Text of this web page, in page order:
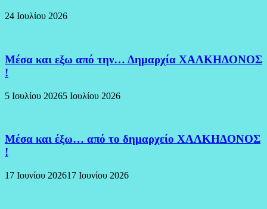
24 Ιουλίου 2026
Μέσα και εξω από την… Δημαρχία ΧΑΛΚΗΔΟΝΟΣ
!
5 Ιουλίου 20265 Ιουλίου 2026
Μέσα και έξω… από το δημαρχείο ΧΑΛΚΗΔΟΝΟΣ
!
17 Ιουνίου 202617 Ιουνίου 2026